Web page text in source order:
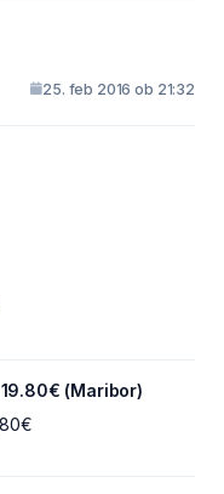
25. feb 2016 ob 21:32
(Maribor)